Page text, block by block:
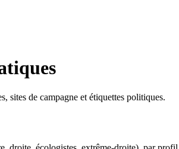
sites de campagne et étiquettes politiques.